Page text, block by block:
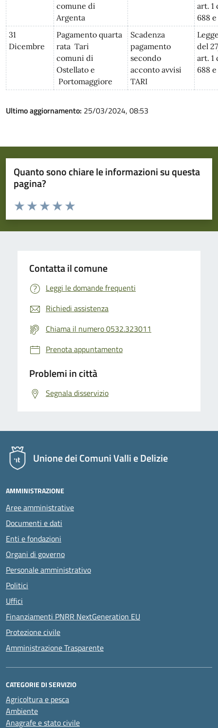
comune di
Argenta
art. 1
688
31
Dicembre
Pagamento quarta
rata Tari
comuni di
Ostellato e
Portomaggiore
Scadenza
pagamento
secondo
acconto avvisi
TARI
del
art. 1
688
Ultimo aggiornamento: 25/03/2024, 08:53
Quanto sono chiare le informazioni su questa
pagina?
Valuta da 1 a 5 stelle la pagina
Valuta 5 stelle su 5
Valuta 4 stelle su 5
Valuta 3 stelle su 5
Valuta 2 stelle su 5
Valuta 1 stelle su 5
Contatta il comune
Leggi le domande frequenti
Richiedi assistenza
Chiama il numero 0532.323011
Prenota appuntamento
Problemi in città
Segnala disservizio
Unione dei Comuni Valli e Delizie
AMMINISTRAZIONE
Aree amministrative
Documenti e dati
Enti e fondazioni
Organi di governo
Personale amministrativo
Politici
Uffici
Finanziamenti PNRR NextGeneration EU
Protezione civile
Amministrazione Trasparente
CATEGORIE DI SERVIZIO
Agricoltura e pesca
Ambiente
Anagrafe e stato civile